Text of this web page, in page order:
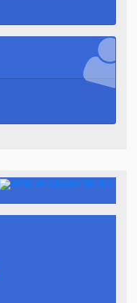
Hitta en adapter till din